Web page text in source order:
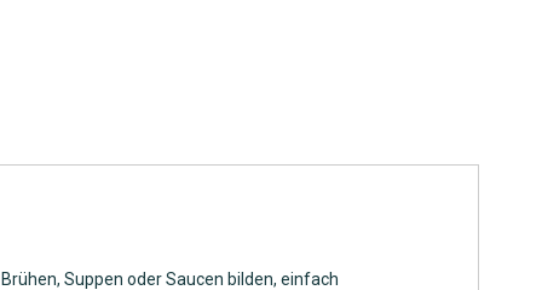
Suppen oder Saucen bilden, einfach